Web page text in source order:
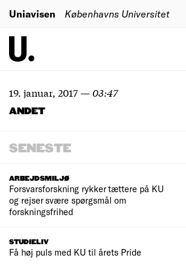
Uniavisen Københavns Universitet
19. januar, 2017—03:47
ANDET
SENESTE
ARBEJDSMILJØ
Forsvarsforskning rykker tættere på KU
og rejser svære spørgsmål om
forskningsfrihed
STUDIELIV
Få høj puls med KU til årets Pride